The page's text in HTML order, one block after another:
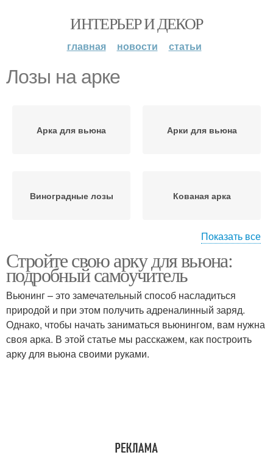
ИНТЕРЬЕР И ДЕКОР
главная новости статьи
Лозы на арке
Арка для вьюна Арки для вьюна
Виноградные лозы Кованая арка
Металлическая арка Арка с основанием
Деревянная арка Места для арки
Показать все
Стройте свою арку для вьюна:
подробный самоучитель
Вьюнинг – это замечательный способ насладиться
природой и при этом получить адреналинный заряд.
Однако, чтобы начать заниматься вьюнингом, вам нужна
своя арка. В этой статье мы расскажем, как построить
арку для вьюна своими руками.